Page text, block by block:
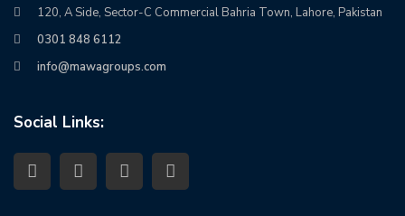
120, A Side, Sector-C Commercial Bahria Town, Lahore, Pakistan
0301 848 6112
info@mawagroups.com
Social Links: